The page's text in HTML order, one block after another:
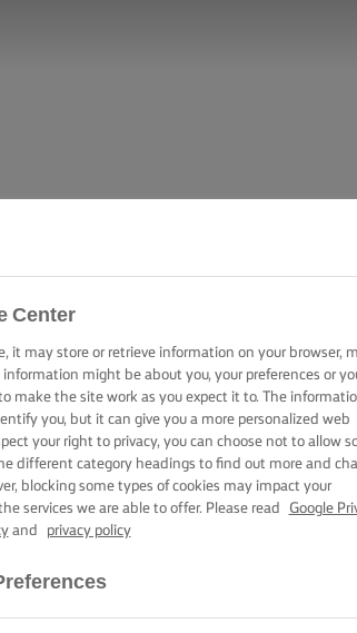
Center
it may store or retrieve information on your browser,
might be about you, your preferences or
make the site work as you expect it to. The
you, but it can give you a more personalized web
your right to privacy, you can choose not to allow
different category headings to find out more and
blocking some types of cookies may impact your
services we are able to offer. Please read
Google
and privacy policy